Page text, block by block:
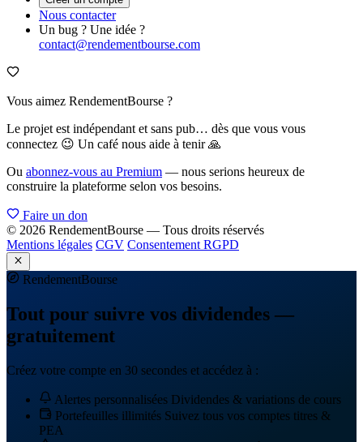
Nous contacter
Un bug ? Une idée ?
contact@rendementbourse.com
Vous aimez RendementBourse ?
Le projet est indépendant et sans pub… dès que vous vous
connectez 😉 Un café nous aide à tenir 🙏
Ou abonnez-vous au Premium — nous serions heureux de
construire la plateforme selon vos besoins.
Faire un don
© 2026 RendementBourse — Tous droits réservés
Mentions légales CGV Consentement RGPD
RendementBourse
Tout pour suivre vos dividendes —
gratuitement
Créez votre compte en 30 secondes et accédez à :
Alertes personnalisées Dividendes & variations de cours
Portefeuilles illimités Suivez tous vos comptes titres &
PEA